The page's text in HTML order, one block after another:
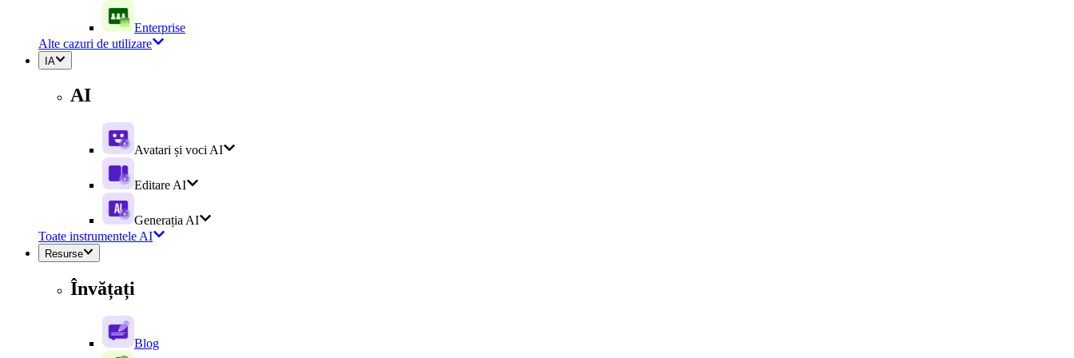
Enterprise
Alte cazuri de utilizare
IA
AI
Avatari și voci AI
Editare AI
Generația AI
Toate instrumentele AI
Resurse
Învățați
Blog